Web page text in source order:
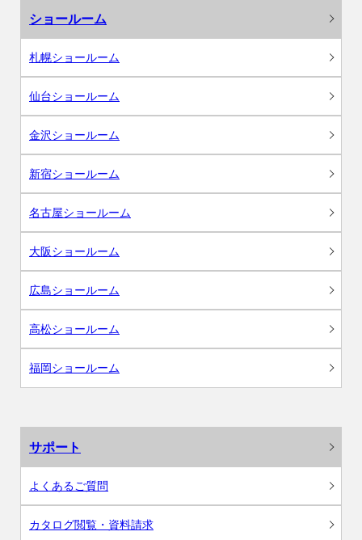
ショールーム
札幌ショールーム
仙台ショールーム
金沢ショールーム
新宿ショールーム
名古屋ショールーム
大阪ショールーム
広島ショールーム
高松ショールーム
福岡ショールーム
サポート
よくあるご質問
カタログ閲覧・資料請求